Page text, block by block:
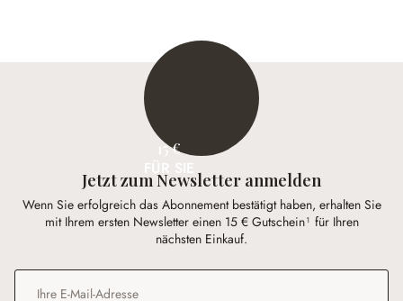
15 €
Jetzt zum Newsletter anmelden
Wenn Sie erfolgreich das Abonnement bestätigt haben, erhalten Sie
mit Ihrem ersten Newsletter einen 15 € Gutschein¹ für Ihren
nächsten Einkauf.
E-Mail-Adresse